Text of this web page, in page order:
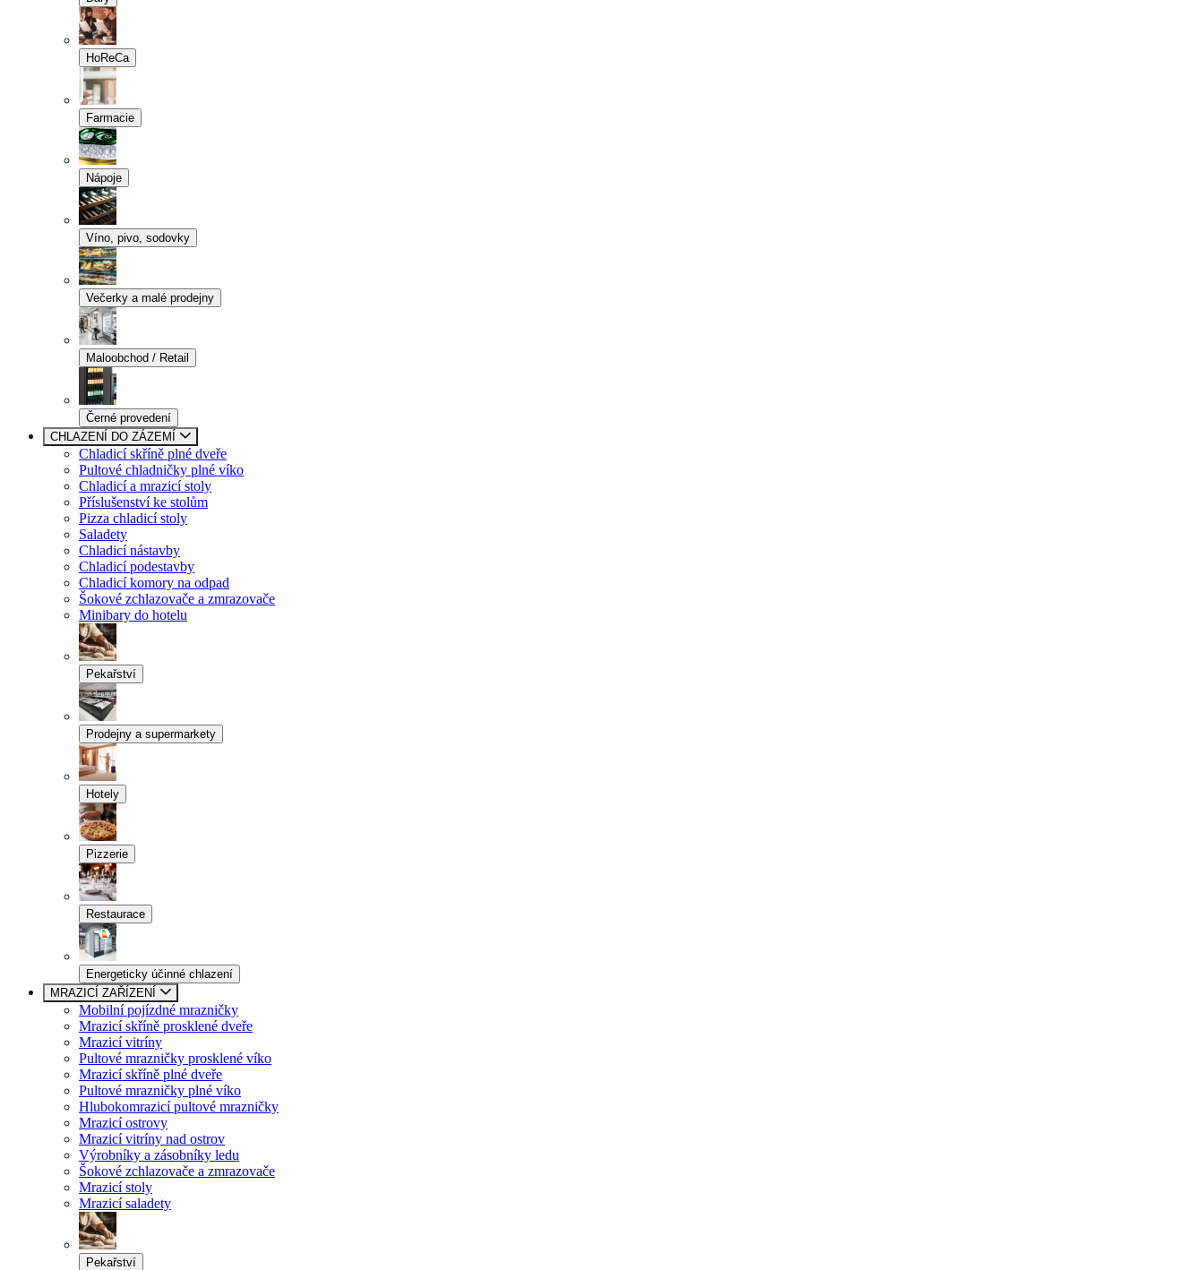
HoReCa
Farmacie
Nápoje
Víno, pivo, sodovky
Večerky a malé prodejny
Maloobchod / Retail
Černé provedení
CHLAZENÍ DO ZÁZEMÍ
Chladicí skříně plné dveře
Pultové chladničky plné víko
Chladicí a mrazicí stoly
Příslušenství ke stolům
Pizza chladicí stoly
Saladety
Chladicí nástavby
Chladicí podestavby
Chladicí komory na odpad
Šokové zchlazovače a zmrazovače
Minibary do hotelu
Pekařství
Prodejny a supermarkety
Hotely
Pizzerie
Restaurace
Energeticky účinné chlazení
MRAZICÍ ZAŘÍZENÍ
Mobilní pojízdné mrazničky
Mrazicí skříně prosklené dveře
Mrazicí vitríny
Pultové mrazničky prosklené víko
Mrazicí skříně plné dveře
Pultové mrazničky plné víko
Hlubokomrazicí pultové mrazničky
Mrazicí ostrovy
Mrazicí vitríny nad ostrov
Výrobníky a zásobníky ledu
Šokové zchlazovače a zmrazovače
Mrazicí stoly
Mrazicí saladety
Pekařství